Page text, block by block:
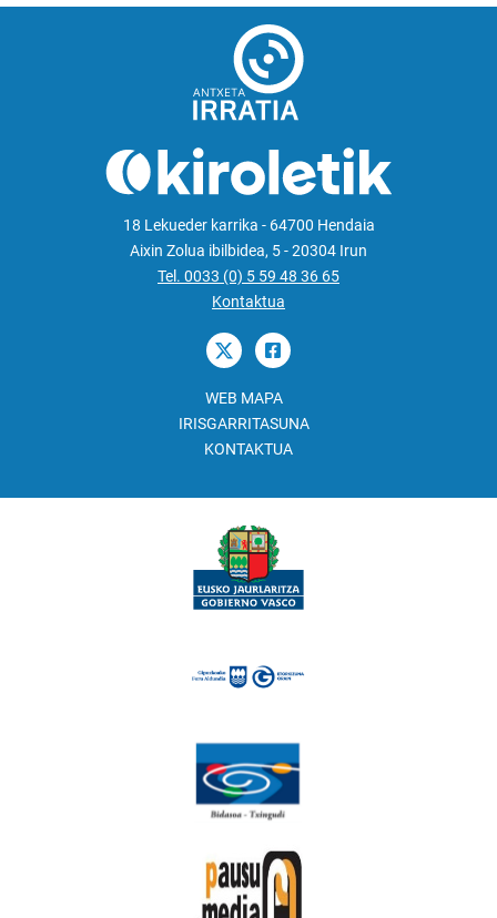
18 Lekueder karrika - 64700 Hendaia
Aixin Zolua ibilbidea, 5 - 20304 Irun
Tel. 0033 (0) 5 59 48 36 65
Kontaktua
WEB MAPA
IRISGARRITASUNA
KONTAKTUA